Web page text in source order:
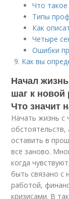
Что
Типы
Как
Четыре
Ошибки
Как вы
Начал
шаг к новой
Что значит
Начать жизнь с
оставить в
всё заново.
когда
быть связано с
работой,
кризисами. В